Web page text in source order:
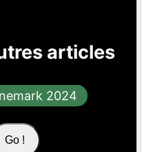
articles
2024
Go !